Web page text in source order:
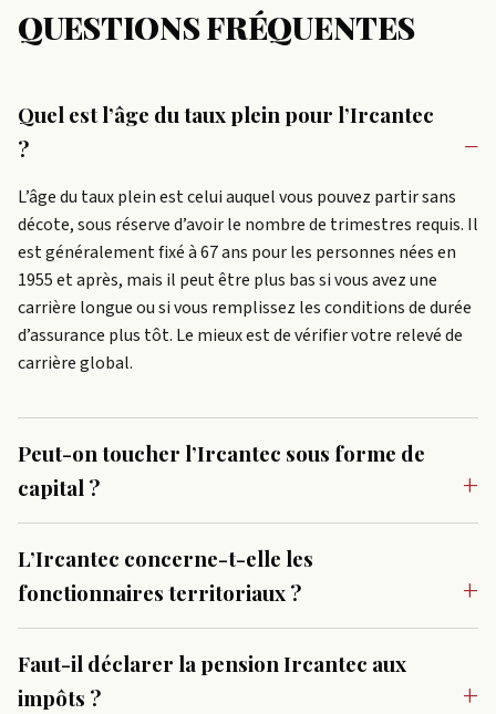
QUESTIONS FRÉQUENTES
Quel est l’âge du taux plein pour l’Ircantec
?
L’âge du taux plein est celui auquel vous pouvez partir sans
décote, sous réserve d’avoir le nombre de trimestres requis. Il
est généralement fixé à 67 ans pour les personnes nées en
1955 et après, mais il peut être plus bas si vous avez une
carrière longue ou si vous remplissez les conditions de durée
d’assurance plus tôt. Le mieux est de vérifier votre relevé de
carrière global.
Peut-on toucher l’Ircantec sous forme de
capital ?
L’Ircantec concerne-t-elle les
fonctionnaires territoriaux ?
Faut-il déclarer la pension Ircantec aux
impôts ?